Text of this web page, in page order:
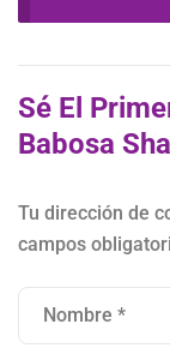
Sé El
Babosa
Tu dirección de
campos